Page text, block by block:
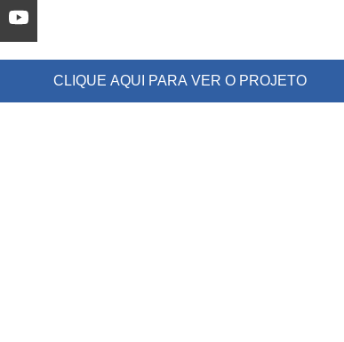
CLIQUE AQUI PARA VER O PROJETO